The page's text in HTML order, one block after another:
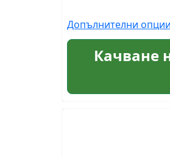
Допълнителни опции
Качване